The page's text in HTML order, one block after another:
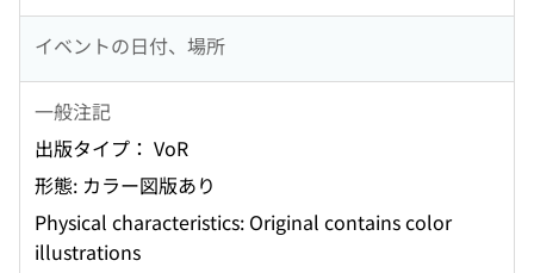
イベントの日付、場所
一般注記
出版タイプ： VoR
形態: カラー図版あり
Physical characteristics: Original contains color
illustrations